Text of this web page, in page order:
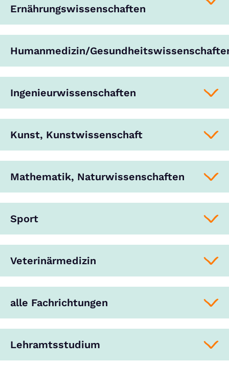
Ernährungswissenschaften
Humanmedizin/
Ingenieurwissenschaften
Kunst, Kunstwissenschaft
Mathematik, Naturwissenschaften
Sport
Veterinärmedizin
alle Fachrichtungen
Lehramtsstudium